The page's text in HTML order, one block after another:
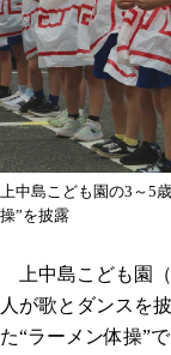
上中島こども園の3～5
操”を披露
上中島こども園
人が歌とダンスを
た“ラーメン体操”